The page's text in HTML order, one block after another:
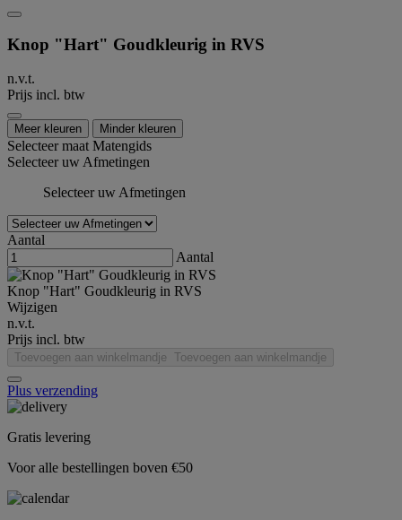
Knop "Hart" Goudkleurig in RVS
n.v.t.
Prijs incl. btw
Meer kleuren Minder kleuren
Selecteer maatMatengids
Selecteer uw Afmetingen
Selecteer uw Afmetingen
Aantal
Aantal
Knop "Hart" Goudkleurig in RVS
Wijzigen
n.v.t.
Prijs incl. btw
Toevoegen aan winkelmandje Toevoegen aan winkelmandje
Plus verzending
Gratis levering
Voor alle bestellingen boven €50